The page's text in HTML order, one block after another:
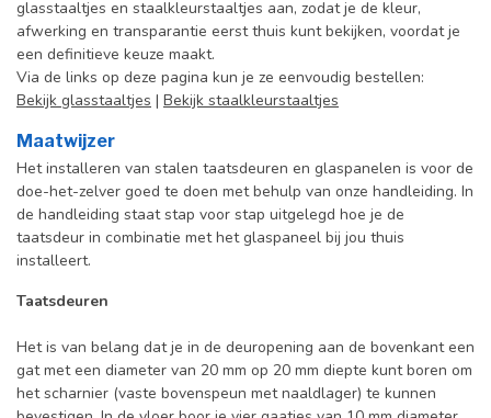
glasstaaltjes en staalkleurstaaltjes aan, zodat je de kleur,
afwerking en transparantie eerst thuis kunt bekijken, voordat je
een definitieve keuze maakt.
Via de links op deze pagina kun je ze eenvoudig bestellen:
Bekijk glasstaaltjes | Bekijk staalkleurstaaltjes
Maatwijzer
Het installeren van stalen taatsdeuren en glaspanelen is voor de
doe-het-zelver goed te doen met behulp van onze handleiding. In
de handleiding staat stap voor stap uitgelegd hoe je de
taatsdeur in combinatie met het glaspaneel bij jou thuis
installeert.
Taatsdeuren
Het is van belang dat je in de deuropening aan de bovenkant een
gat met een diameter van 20 mm op 20 mm diepte kunt boren om
het scharnier (vaste bovenspeun met naaldlager) te kunnen